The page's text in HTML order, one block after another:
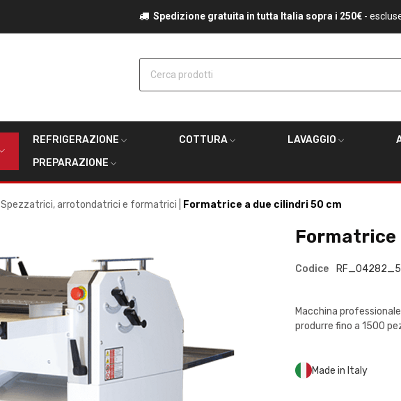
Spedizione gratuita in tutta Italia sopra i 250€-
Cerca prodotti
REFRIGERAZIONE COTTURA LAVAGGIO
PREPARAZIONE
Spezzatrici, arrotondatrici e formatrici Formatrice a due cilindri 50 cm
Formatrice
Codice
Macchina
produrre fino a 1500
Made in Italy